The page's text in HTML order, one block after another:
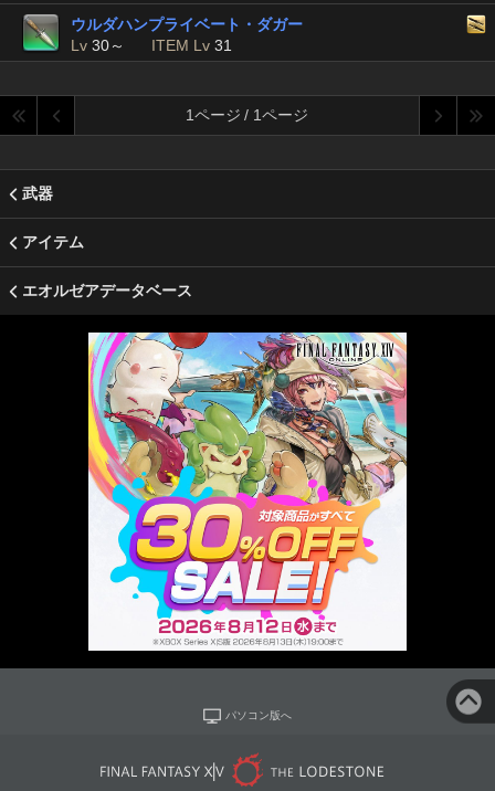
ウルダハンプライベート・ダガー
Lv 30～ ITEM Lv 31
1ページ / 1ページ
武器
アイテム
エオルゼアデータベース
パソコン版へ